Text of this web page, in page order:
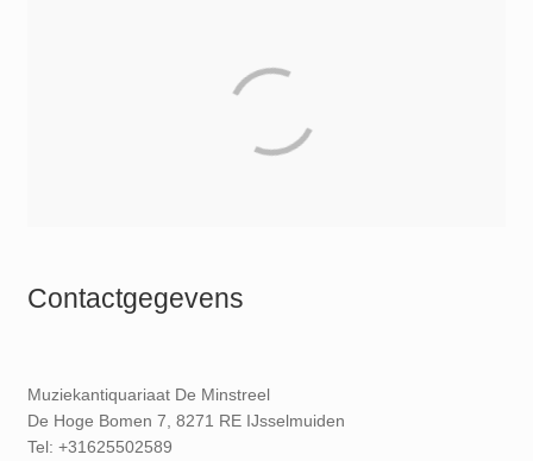
Contactgegevens
Muziekantiquariaat De Minstreel
De Hoge Bomen 7, 8271 RE IJsselmuiden
Tel: +31625502589